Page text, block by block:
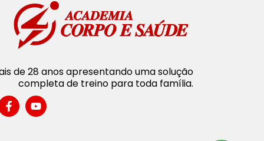
de 28 anos apresentando uma solução
completa de treino para toda família.